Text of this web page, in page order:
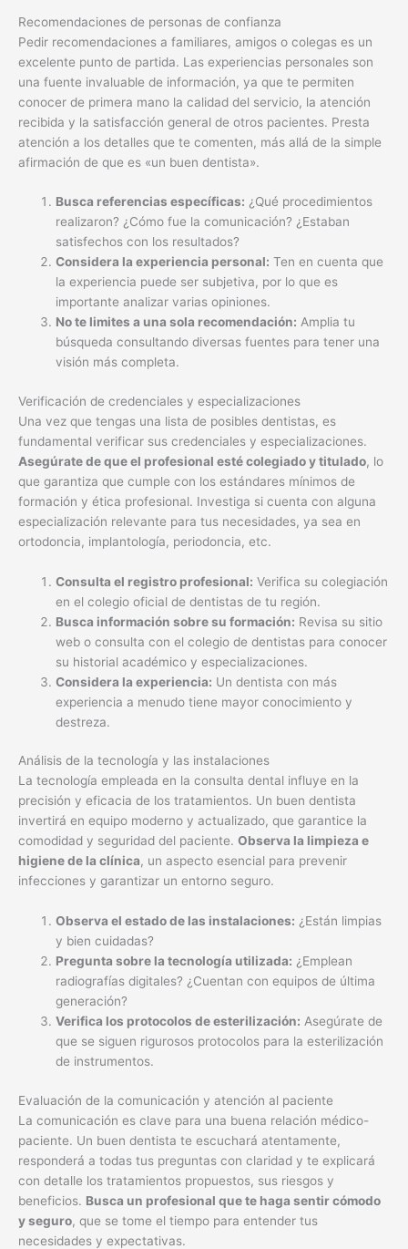
Recomendaciones de personas de confianza
Pedir recomendaciones a familiares, amigos o colegas es un
excelente punto de partida. Las experiencias personales son
una fuente invaluable de información, ya que te permiten
conocer de primera mano la calidad del servicio, la atención
recibida y la satisfacción general de otros pacientes. Presta
atención a los detalles que te comenten, más allá de la simple
afirmación de que es «un buen dentista».
Busca referencias específicas: ¿Qué procedimientos
realizaron? ¿Cómo fue la comunicación? ¿Estaban
satisfechos con los resultados?
Considera la experiencia personal: Ten en cuenta que
la experiencia puede ser subjetiva, por lo que es
importante analizar varias opiniones.
No te limites a una sola recomendación: Amplia tu
búsqueda consultando diversas fuentes para tener una
visión más completa.
Verificación de credenciales y especializaciones
Una vez que tengas una lista de posibles dentistas, es
fundamental verificar sus credenciales y especializaciones.
Asegúrate de que el profesional esté colegiado y titulado, lo
que garantiza que cumple con los estándares mínimos de
formación y ética profesional. Investiga si cuenta con alguna
especialización relevante para tus necesidades, ya sea en
ortodoncia, implantología, periodoncia, etc.
Consulta el registro profesional: Verifica su colegiación
en el colegio oficial de dentistas de tu región.
Busca información sobre su formación: Revisa su sitio
web o consulta con el colegio de dentistas para conocer
su historial académico y especializaciones.
Considera la experiencia: Un dentista con más
experiencia a menudo tiene mayor conocimiento y
destreza.
Análisis de la tecnología y las instalaciones
La tecnología empleada en la consulta dental influye en la
precisión y eficacia de los tratamientos. Un buen dentista
invertirá en equipo moderno y actualizado, que garantice la
comodidad y seguridad del paciente. Observa la limpieza e
higiene de la clínica, un aspecto esencial para prevenir
infecciones y garantizar un entorno seguro.
Observa el estado de las instalaciones: ¿Están limpias
y bien cuidadas?
Pregunta sobre la tecnología utilizada: ¿Emplean
radiografías digitales? ¿Cuentan con equipos de última
generación?
Verifica los protocolos de esterilización: Asegúrate de
que se siguen rigurosos protocolos para la esterilización
de instrumentos.
Evaluación de la comunicación y atención al paciente
La comunicación es clave para una buena relación médico-
paciente. Un buen dentista te escuchará atentamente,
responderá a todas tus preguntas con claridad y te explicará
con detalle los tratamientos propuestos, sus riesgos y
beneficios. Busca un profesional que te haga sentir cómodo
y seguro, que se tome el tiempo para entender tus
necesidades y expectativas.